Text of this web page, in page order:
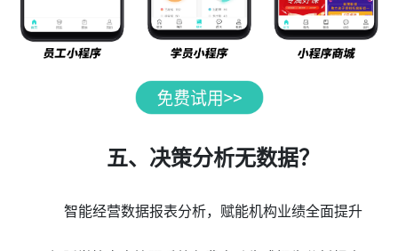
五、决策分析无数据？
智能经营数据报表分析，赋能机构业绩全面提升